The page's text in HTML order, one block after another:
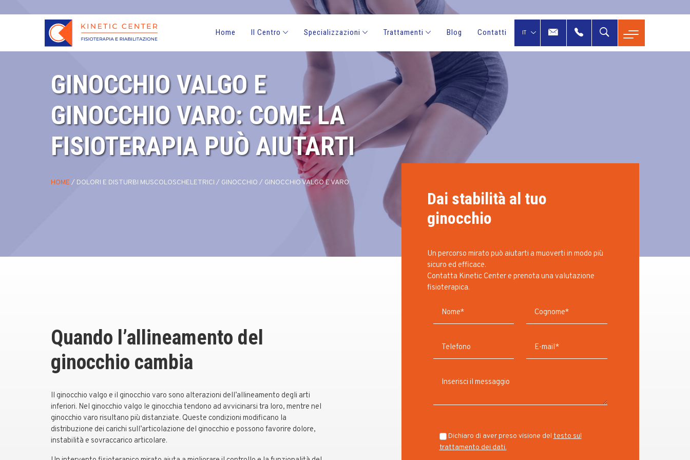
Home Il Centro Specializzazioni Trattamenti Blog Contatti
GINOCCHIO VALGO E
GINOCCHIO VARO: COME LA
FISIOTERAPIA PUÒ AIUTARTI
HOME / DOLORI E DISTURBI MUSCOLOSCHELETRICI / GINOCCHIO / GINOCCHIO VALGO E VARO
Quando l’allineamento del
ginocchio cambia
Il ginocchio valgo e il ginocchio varo sono alterazioni dell’allineamento degli arti
inferiori. Nel ginocchio valgo le ginocchia tendono ad avvicinarsi tra loro, mentre nel
ginocchio varo risultano più distanziate. Queste condizioni modificano la
distribuzione dei carichi sull’articolazione del ginocchio e possono favorire dolore,
instabilità e sovraccarico articolare.
Dai stabilità al tuo
ginocchio
Un percorso mirato può aiutarti a muoverti in modo più
sicuro ed efficace.
Contatta Kinetic Center e prenota una valutazione
fisioterapica.
Dichiaro di aver preso visione del testo sul
trattamento dei dati.